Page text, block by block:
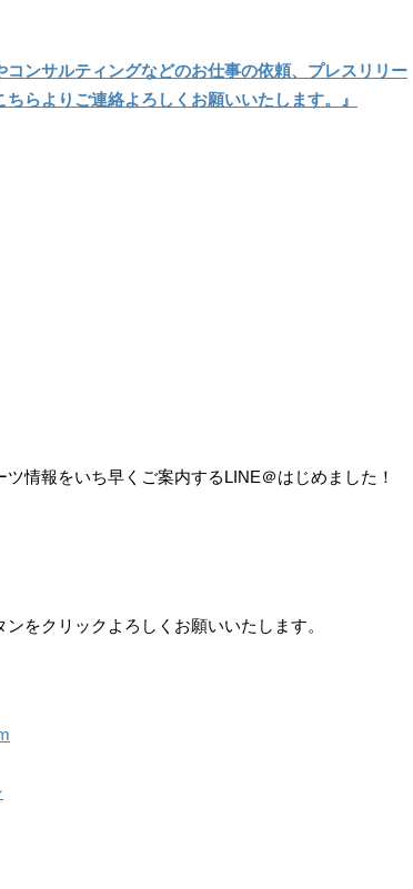
コンサルティングなどのお仕事の依頼、プレスリリー
らよりご連絡よろしくお願いいたします。』
情報をいち早くご案内するLINE＠はじめました！
をクリックよろしくお願いいたします。